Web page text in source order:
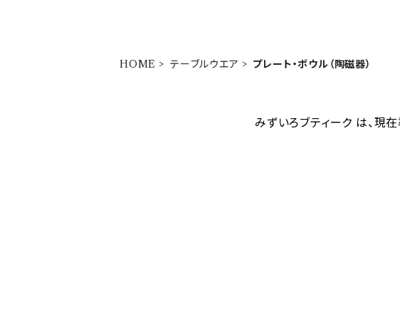
HOME テーブルウエア プレート・ボウル（陶磁器）
みずいろブティーク は、現在